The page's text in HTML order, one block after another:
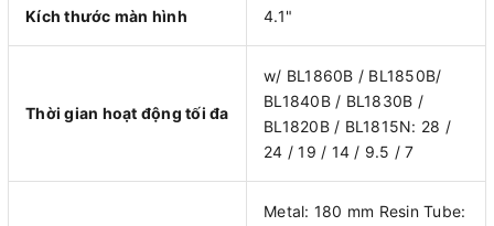
Kích thước màn hình 4.1"
Thời gian hoạt động tối đa
w/ BL1860B / BL1850B/
BL1840B / BL1830B /
BL1820B / BL1815N: 28 /
24 / 19 / 14 / 9.5 / 7
Metal: 180 mm Resin Tube: